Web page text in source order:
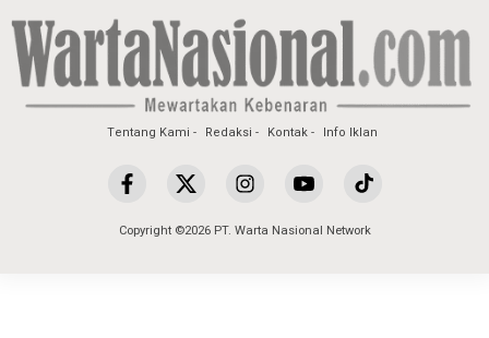
Tentang Kami Redaksi Kontak Info Iklan
Copyright ©2026 PT. Warta Nasional Network